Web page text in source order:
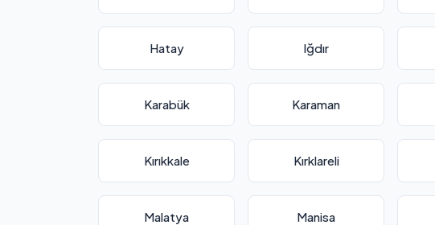
Hatay Iğdır
Karabük Karaman
Kırıkkale Kırklareli
Malatya Manisa